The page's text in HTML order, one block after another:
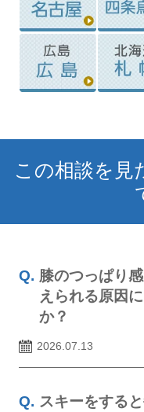
この相談を見
膝のつっぱり
えられる原因
か？
2026.07.13
スキーをする